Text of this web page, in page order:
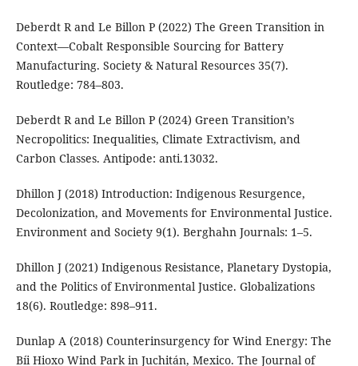
Deberdt R and Le Billon P (2022) The Green Transition in
Context—Cobalt Responsible Sourcing for Battery
Manufacturing. Society & Natural Resources 35(7).
Routledge: 784–803.
Deberdt R and Le Billon P (2024) Green Transition’s
Necropolitics: Inequalities, Climate Extractivism, and
Carbon Classes. Antipode: anti.13032.
Dhillon J (2018) Introduction: Indigenous Resurgence,
Decolonization, and Movements for Environmental Justice.
Environment and Society 9(1). Berghahn Journals: 1–5.
Dhillon J (2021) Indigenous Resistance, Planetary Dystopia,
and the Politics of Environmental Justice. Globalizations
18(6). Routledge: 898–911.
Dunlap A (2018) Counterinsurgency for Wind Energy: The
Bíi Hioxo Wind Park in Juchitán, Mexico. The Journal of